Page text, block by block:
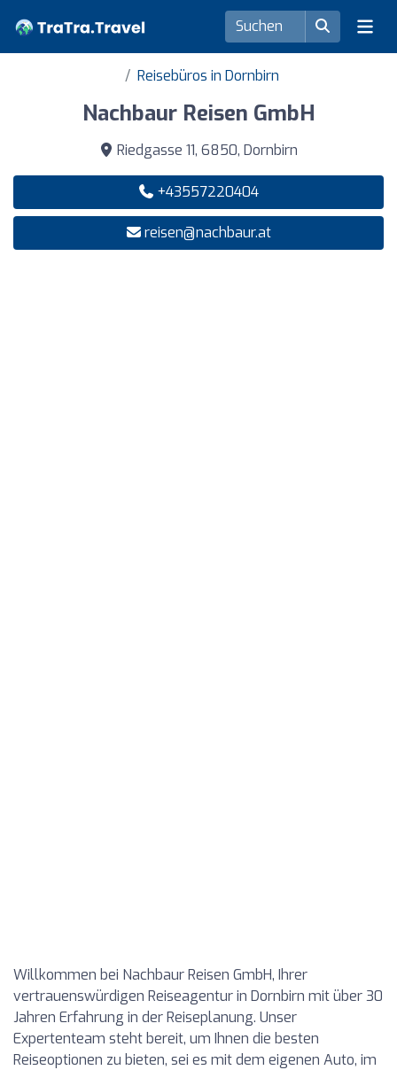
Reisebüros in Dornbirn
Nachbaur Reisen GmbH
Riedgasse 11, 6850, Dornbirn
+43557220404
reisen@nachbaur.at
Willkommen bei Nachbaur Reisen GmbH, Ihrer
vertrauenswürdigen Reiseagentur in Dornbirn mit über 30
Jahren Erfahrung in der Reiseplanung. Unser
Expertenteam steht bereit, um Ihnen die besten
Reiseoptionen zu bieten, sei es mit dem eigenen Auto, im